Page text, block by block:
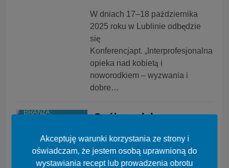
Akceptuję warunki korzystania ze strony i
oświadczam, że jestem osobą uprawnioną do
wystawiania recept lub prowadzenia obrotu
W dniach 17–18 października
2025 roku w Lublinie odbędzie
się
Konferencjapt. „Interprofesjonalna
opieka nad kobietą i
noworodkiem – wyzwania i
dobre…
BRANŻA:
KONFERENCJE,
SZKOLENIA
Ogólnopolska
Prawa Medycznego,
Farmaceutycznego,